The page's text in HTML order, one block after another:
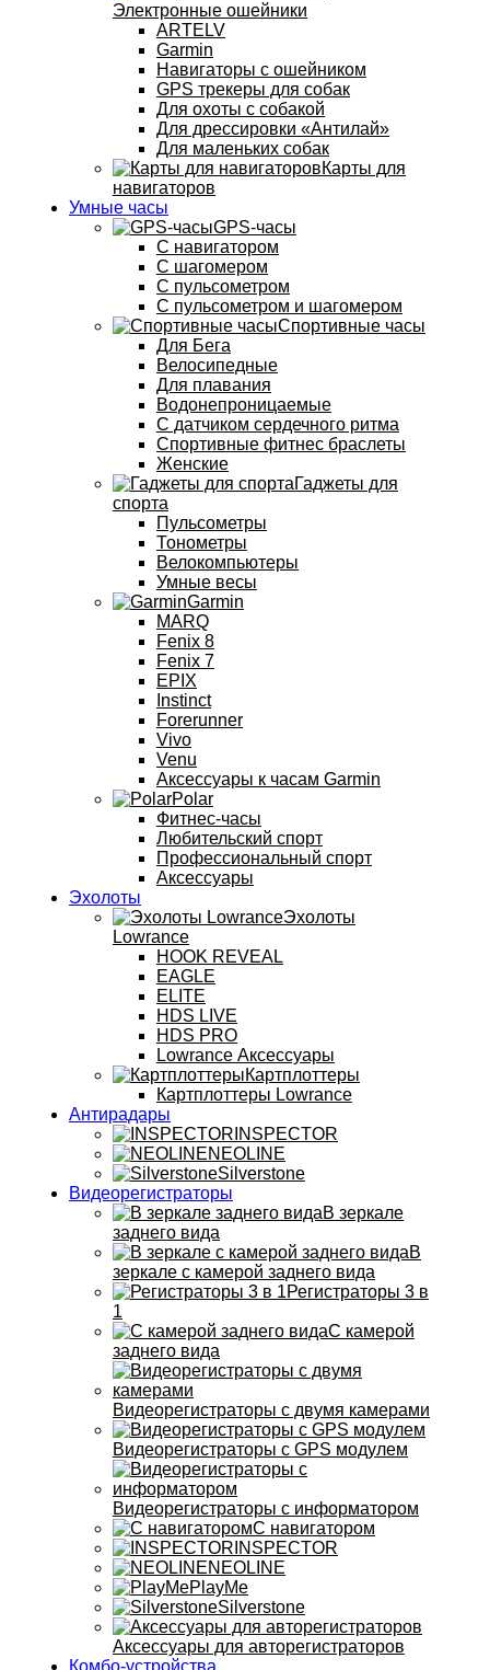
Электронные ошейники
ARTELV
Garmin
Навигаторы с ошейником
GPS трекеры для собак
Для охоты с собакой
Для дрессировки «Антилай»
Для маленьких собак
Карты для
навигаторов
Умные часы
GPS-часы
С навигатором
С шагомером
С пульсометром
С пульсометром и шагомером
Спортивные часы
Для Бега
Велосипедные
Для плавания
Водонепроницаемые
С датчиком сердечного ритма
Спортивные фитнес браслеты
Женские
Гаджеты для
спорта
Пульсометры
Тонометры
Велокомпьютеры
Умные весы
Garmin
MARQ
Fenix 8
Fenix 7
EPIX
Instinct
Forerunner
Vivo
Venu
Аксессуары к часам Garmin
Polar
Фитнес-часы
Любительский спорт
Профессиональный спорт
Аксессуары
Эхолоты
Эхолоты
Lowrance
HOOK REVEAL
EAGLE
ELITE
HDS LIVE
HDS PRO
Lowrance Аксессуары
Картплоттеры
Картплоттеры Lowrance
Антирадары
INSPECTOR
NEOLINE
Silverstone
Видеорегистраторы
В зеркале
заднего вида
В
зеркале с камерой заднего вида
Регистраторы 3 в
1
С камерой
заднего вида
Видеорегистраторы с двумя камерами
Видеорегистраторы с GPS модулем
Видеорегистраторы с информатором
С навигатором
INSPECTOR
NEOLINE
PlayMe
Silverstone
Аксессуары для авторегистраторов
Комбо-устройства